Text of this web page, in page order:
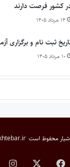
کشور فرصت دارند
۱۴ مرداد ۱۴۰۵
ثبت نام و برگزاری
۱۰ مرداد ۱۴۰۵
محفوظ است